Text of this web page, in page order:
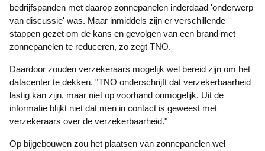
bedrijfspanden met daarop zonnepanelen inderdaad 'onderwerp
van discussie' was. Maar inmiddels zijn er verschillende
stappen gezet om de kans en gevolgen van een brand met
zonnepanelen te reduceren, zo zegt TNO.
Daardoor zouden verzekeraars mogelijk wel bereid zijn om het
datacenter te dekken. "TNO onderschrijft dat verzekerbaarheid
lastig kan zijn, maar niet op voorhand onmogelijk. Uit de
informatie blijkt niet dat men in contact is geweest met
verzekeraars over de verzekerbaarheid."
Op bijgebouwen zou het plaatsen van zonnepanelen wel